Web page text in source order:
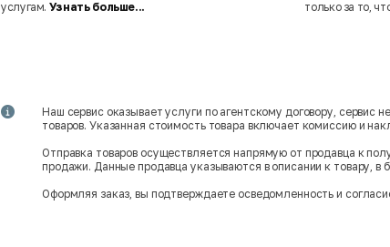
услугам. Узнать больше...
только за то,
Наш сервис оказывает услуги по агентскому договору,
товаров. Указанная стоимость товара включает комиссию и
Отправка товаров осуществляется напрямую от продавца к
продажи. Данные продавца указываются в описании к товару, в
Оформляя заказ, вы подтверждаете осведомленность и